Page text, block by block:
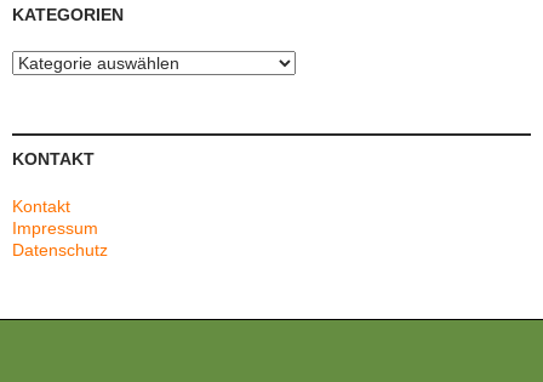
KATEGORIEN
Kategorien
KONTAKT
Kontakt
Impressum
Datenschutz